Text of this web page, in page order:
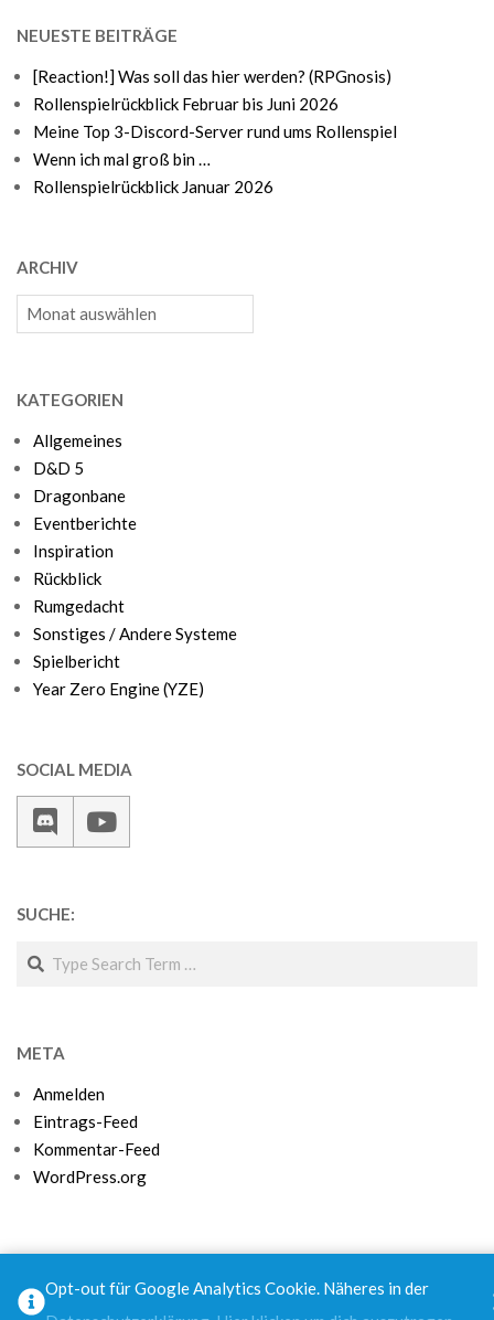
NEUESTE BEITRÄGE
[Reaction!] Was soll das hier werden? (RPGnosis)
Rollenspielrückblick Februar bis Juni 2026
Meine Top 3-Discord-Server rund ums Rollenspiel
Wenn ich mal groß bin …
Rollenspielrückblick Januar 2026
ARCHIV
Archiv
KATEGORIEN
Allgemeines
D&D 5
Dragonbane
Eventberichte
Inspiration
Rückblick
Rumgedacht
Sonstiges / Andere Systeme
Spielbericht
Year Zero Engine (YZE)
SOCIAL MEDIA
SUCHE:
META
Anmelden
Eintrags-Feed
Kommentar-Feed
WordPress.org
Opt-out für Google Analytics Cookie. Näheres in der